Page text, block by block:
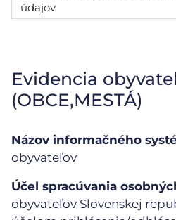
údajov
Evidencia
(OBCE,MESTÁ)
Názov informačného
obyvateľov
Účel spracúvania
obyvateľov Slovenskej